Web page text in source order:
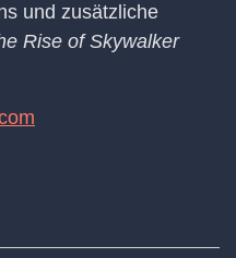
und zusätzliche
Rise of Skywalker